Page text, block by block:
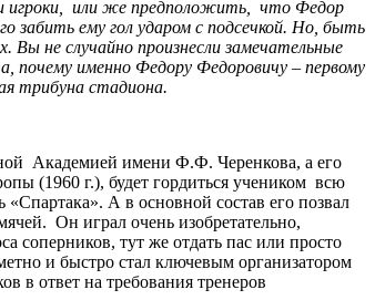
игроки, или же предположить, что Федор
забить ему гол ударом с подсечкой. Но, быть
не случайно произнесли замечательные
почему именно Федору Федоровичу – первому
трибуна стадиона.
Академией имени Ф.Ф. Черенкова, а его
(1960 г.), будет гордиться учеником всю
А в основной состав его позвал
Он играл очень изобретательно,
соперников, тут же отдать пас или просто
и быстро стал ключевым организатором
в ответ на требования тренеров